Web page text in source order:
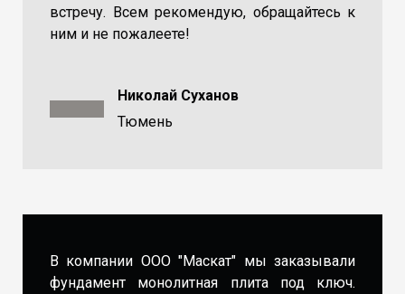
встречу. Всем рекомендую, обращайтесь к
ним и не пожалеете!
Николай Суханов
Тюмень
В компании ООО "Маскат" мы заказывали
фундамент монолитная плита под ключ.